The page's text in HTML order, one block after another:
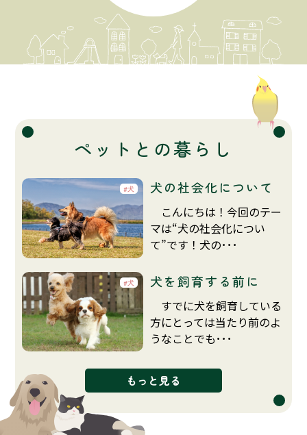
ペットとの暮らし
犬 犬の社会化について
こんにちは！今回のテー
マは“犬の社会化につい
て”です！犬の･･･
犬 犬を飼育する前に
すでに犬を飼育している
方にとっては当たり前のよ
うなことでも･･･
もっと見る